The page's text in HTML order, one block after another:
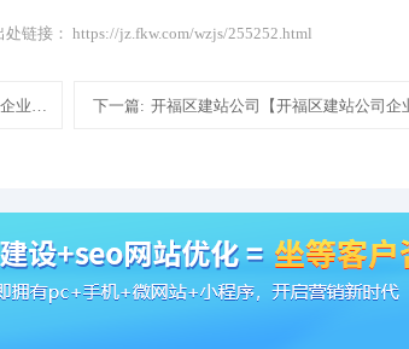
链接： https://jz.fkw.com/wzjs/255252.html
业高端网站建设制作模板建网站】
下一篇: 开福区建站公司【开福区建站公司